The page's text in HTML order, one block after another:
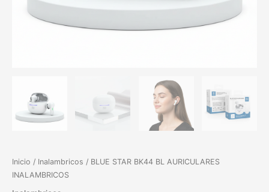
Inicio / Inalambricos / BLUE STAR BK44 BL AURICULARES
INALAMBRICOS